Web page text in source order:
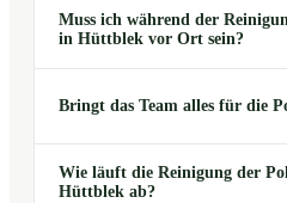
Muss ich während der
in Hüttblek vor Ort sein?
Bringt das Team alles für die
Wie läuft die Reinigung der
Hüttblek ab?